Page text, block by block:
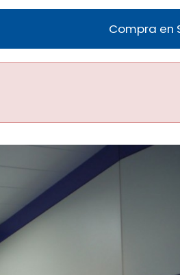
Compra en